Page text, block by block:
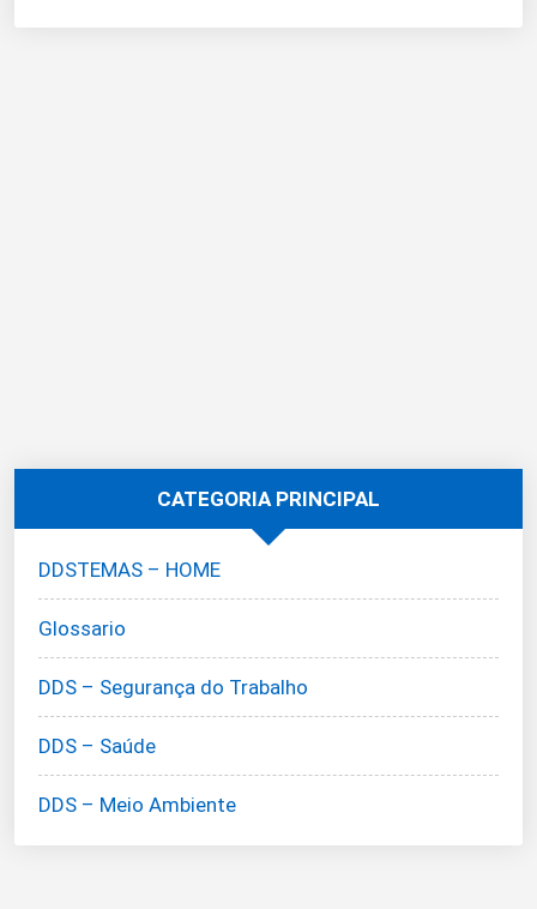
CATEGORIA PRINCIPAL
DDSTEMAS – HOME
Glossario
DDS – Segurança do Trabalho
DDS – Saúde
DDS – Meio Ambiente